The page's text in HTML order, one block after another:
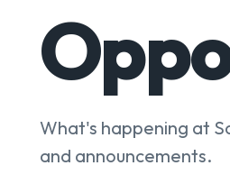
What's happening at
and announcements.